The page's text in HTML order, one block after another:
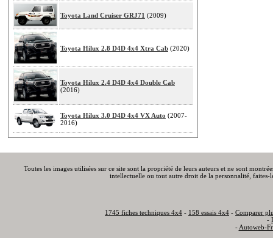
Toyota Land Cruiser GRJ71 (2009)
Toyota Hilux 2.8 D4D 4x4 Xtra Cab (2020)
Toyota Hilux 2.4 D4D 4x4 Double Cab
(2016)
Toyota Hilux 3.0 D4D 4x4 VX Auto (2007-
2016)
Toutes les images utilisées sur ce site sont la propriété de leurs auteurs et ne sont
intellectuelle ou tout autre droit de la personnalité,
1745 fiches techniques 4x4 - 158 essais 4x4 - Comparer
-
- Autoweb-